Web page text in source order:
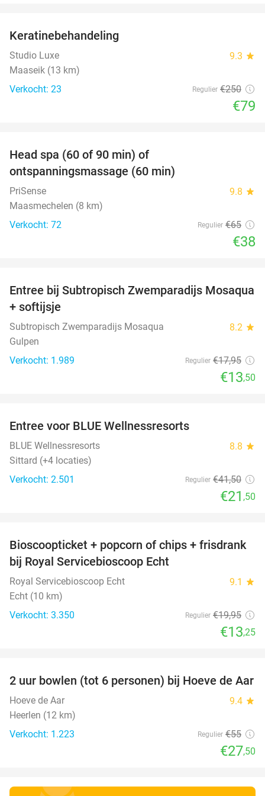
Keratinebehandeling
Studio Luxe 9.3 star
Maaseik (13 km)
Verkocht: 23
Regulier €250
€79
Head spa (60 of 90 min) of
ontspanningsmassage (60 min)
PriSense 9.8 star
Maasmechelen (8 km)
Verkocht: 72
Regulier €65
€38
25%
Entree bij Subtropisch Zwemparadijs Mosaqua
+ softijsje
Subtropisch Zwemparadijs Mosaqua 8.2 star
Gulpen
Verkocht: 1.989
Regulier €17,95
€13,50
Entree voor BLUE Wellnessresorts
BLUE Wellnessresorts 8.8 star
Sittard (+4 locaties)
Verkocht: 2.501
Regulier €41,50
€21 ,50
34%
Bioscoopticket + popcorn of chips + frisdrank
bij Royal Servicebioscoop Echt
Royal Servicebioscoop Echt 9.1 star
Echt (10 km)
Verkocht: 3.350
Regulier €19,95
€13,25
50%
2 uur bowlen (tot 6 personen) bij Hoeve de Aar
Hoeve de Aar 9.4 star
Heerlen (12 km)
Verkocht: 1.223
Regulier €55
€27,50